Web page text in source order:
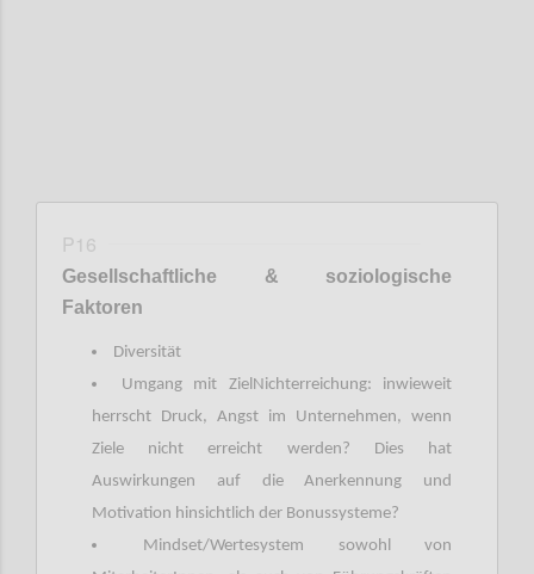
P16
Gesellschaftliche & soziologische
Faktoren
Diversität
Umgang mit ZielNichterreichung: inwieweit
herrscht Druck, Angst im Unternehmen, wenn
Ziele nicht erreicht werden? Dies hat
Auswirkungen auf die Anerkennung und
Motivation hinsichtlich der Bonussysteme?
Mindset/Wertesystem sowohl von